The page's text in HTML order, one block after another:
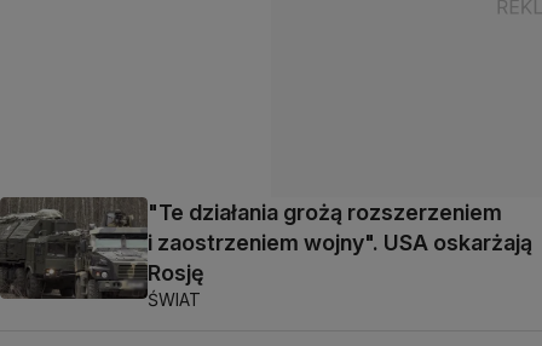
"Te działania grożą rozszerzeniem
i zaostrzeniem wojny". USA oskarżają
Rosję
ŚWIAT